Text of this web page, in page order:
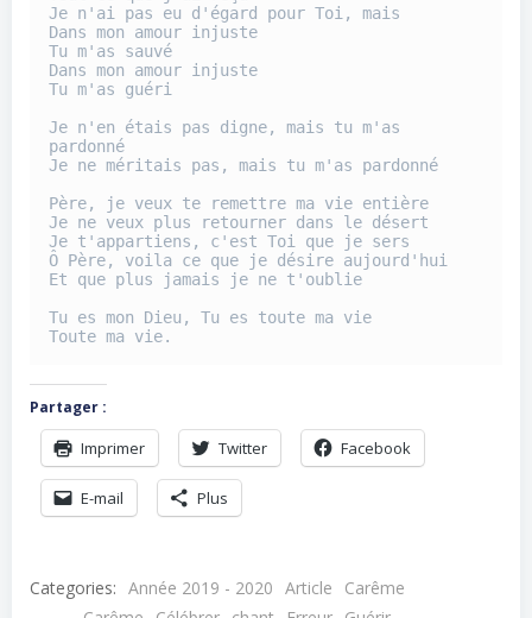
Je n'ai pas eu d'égard pour Toi, mais
Dans mon amour injuste
Tu m'as sauvé
Dans mon amour injuste
Tu m'as guéri
Je n'en étais pas digne, mais tu m'as
pardonné
Je ne méritais pas, mais tu m'as pardonné
Père, je veux te remettre ma vie entière
Je ne veux plus retourner dans le désert
Je t'appartiens, c'est Toi que je sers
Ô Père, voila ce que je désire aujourd'hui
Et que plus jamais je ne t'oublie
Tu es mon Dieu, Tu es toute ma vie
Toute ma vie.
Partager :
Imprimer Twitter Facebook
E-mail Plus
Categories: Année 2019 - 2020 Article
Carême